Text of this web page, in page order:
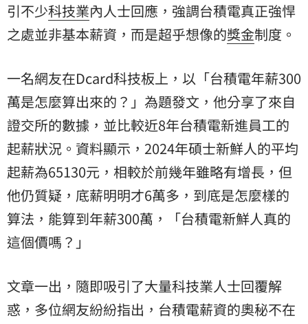
引不少科技業內人士回應，強調台積電真正強悍
之處並非基本薪資，而是超乎想像的獎金制度。
一名網友在Dcard科技板上，以「台積電年薪300
萬是怎麼算出來的？」為題發文，他分享了來自
證交所的數據，並比較近8年台積電新進員工的
起薪狀況。資料顯示，2024年碩士新鮮人的平均
起薪為65130元，相較於前幾年雖略有增長，但
他仍質疑，底薪明明才6萬多，到底是怎麼樣的
算法，能算到年薪300萬，「台積電新鮮人真的
這個價嗎？」
文章一出，隨即吸引了大量科技業人士回覆解
惑，多位網友紛紛指出，台積電薪資的奧秘不在